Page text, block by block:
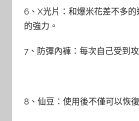
6、X光片：和爆米花差不多
的強力。
7、防彈內褲：每次自己受到
8、仙豆：使用後不僅可以恢